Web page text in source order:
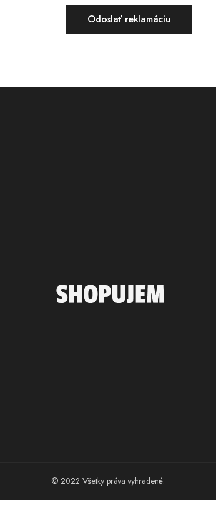
© 2022 Všetky práva vyhradené.